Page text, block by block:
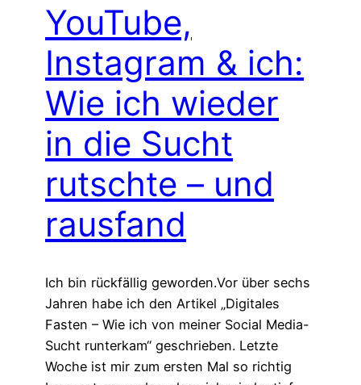
YouTube,
Instagram & ich:
Wie ich wieder
in die Sucht
rutschte – und
rausfand
Ich bin rückfällig geworden.Vor über sechs
Jahren habe ich den Artikel „Digitales
Fasten – Wie ich von meiner Social Media-
Sucht runterkam“ geschrieben. Letzte
Woche ist mir zum ersten Mal so richtig